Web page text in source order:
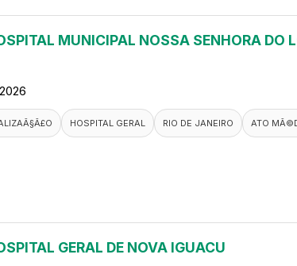
MUNICIPAL NOSSA SENHORA DO
HOSPITAL GERAL RIO DE JANEIRO ATO
GERAL DE NOVA IGUACU